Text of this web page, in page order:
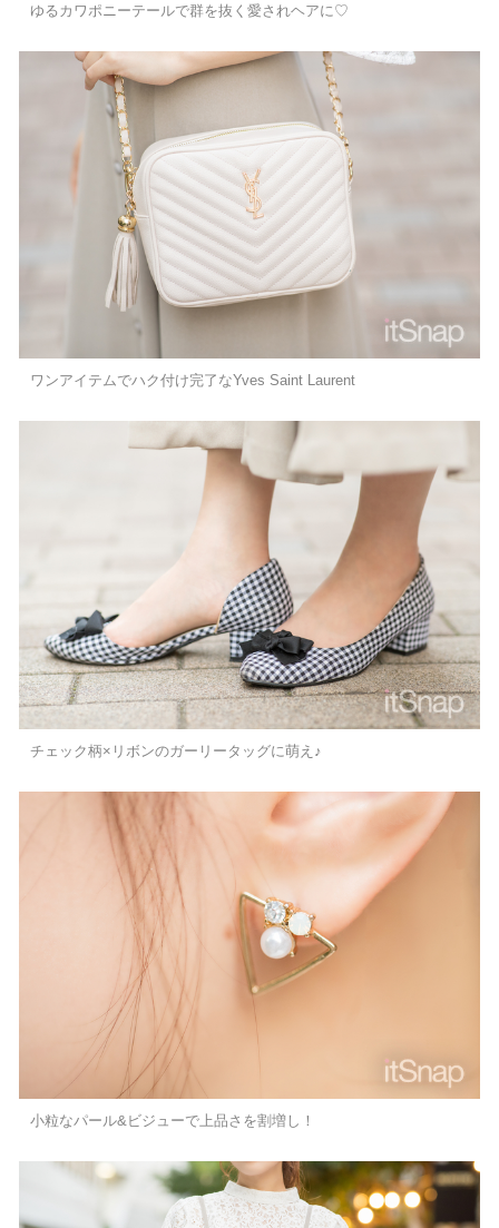
ゆるカワポニーテールで群を抜く愛されヘアに♡
ワンアイテムでハク付け完了なYves Saint Laurent
チェック柄×リボンのガーリータッグに萌え♪
小粒なパール&ビジューで上品さを割増し！